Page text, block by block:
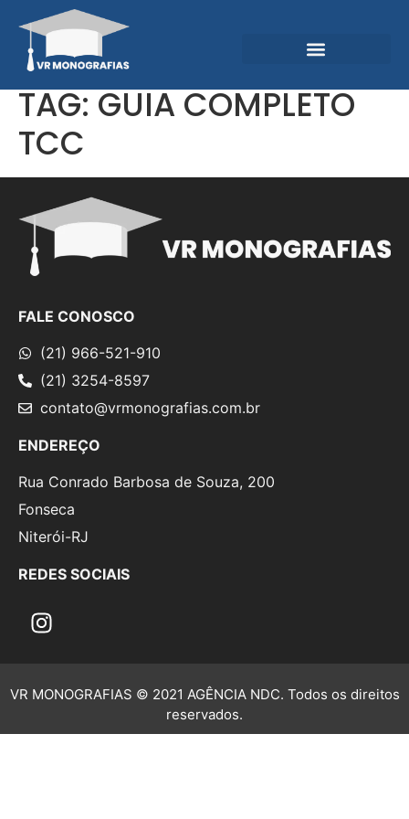
TAG:GUIA COMPLETO
TCC
FALE CONOSCO
(21) 966-521-910
(21) 3254-8597
contato@vrmonografias.com.br
ENDEREÇO
Rua Conrado Barbosa de Souza, 200
Fonseca
Niterói-RJ
REDES SOCIAIS
VR MONOGRAFIAS © 2021 AGÊNCIA NDC. Todos os direitos
reservados.